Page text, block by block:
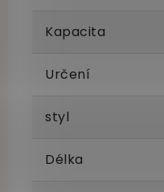
Kapacita
Určení
styl
Délka